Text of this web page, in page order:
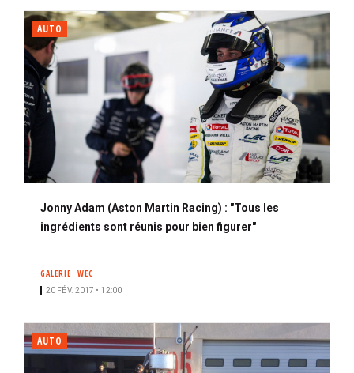
AUTO
Jonny Adam (Aston Martin Racing) : "Tous les
ingrédients sont réunis pour bien figurer"
GALERIE WEC
20 FÉV. 2017 • 12:00
AUTO